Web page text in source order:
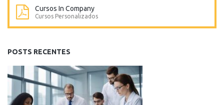
Cursos In Company
Cursos Personalizados
POSTS RECENTES